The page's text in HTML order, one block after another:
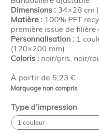
À partir de 5,23 €
Marquage non compris
Dimensions : 34×28 cm
Matière : 100% PET
première issue de filière
Personnalisation : 1
(120×200 mm)
Coloris : noir/gris, noir/
Type d'impression